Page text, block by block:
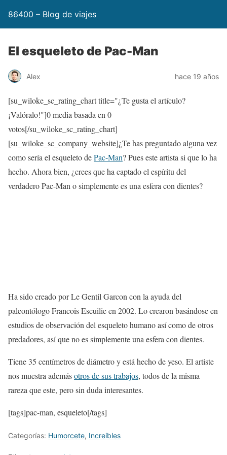
86400 – Blog de viajes
El esqueleto de Pac-Man
Alex hace 19 años
[su_wiloke_sc_rating_chart title="¿Te gusta el artículo?
¡Valóralo!"]0media basada en 0
votos[/su_wiloke_sc_rating_chart]
[su_wiloke_sc_company_website]¿Te has preguntado alguna vez
como sería el esqueleto dePac-Man? Pues este artista si que lo ha
hecho. Ahora bien, ¿crees que ha captado el espíritu del
verdadero Pac-Man o simplemente es una esfera con dientes?
Ha sido creado por Le Gentil Garcon con la ayuda del
paleontólogo Francois Escuilie en 2002. Lo crearon basándose en
estudios de observación del esqueleto humano así como de otros
predadores, así que no es simplemente una esfera con dientes.
Tiene 35 centímetros de diámetro y está hecho de yeso. El artiste
nos muestra ademásotros de sus trabajos, todos de la misma
rareza que este, pero sin duda interesantes.
[tags]pac-man, esqueleto[/tags]
Categorías: Humorcete, Increibles